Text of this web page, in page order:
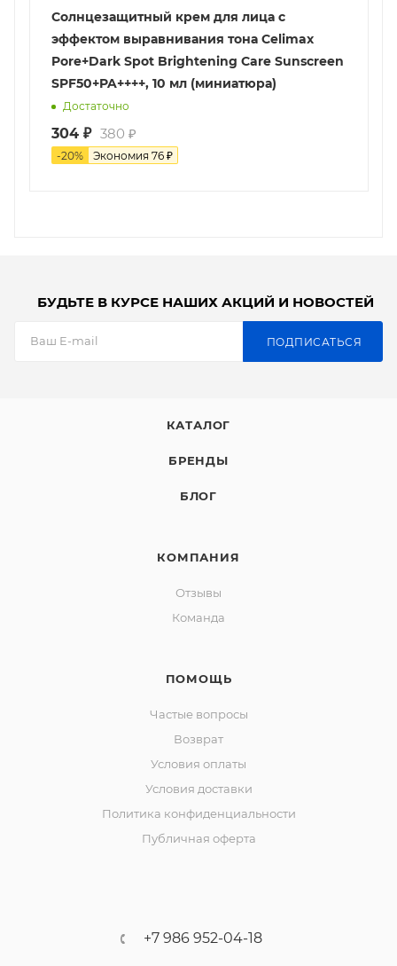
Солнцезащитный крем для лица с
эффектом выравнивания тона Celimax
Pore+Dark Spot Brightening Care Sunscreen
SPF50+PA++++, 10 мл (миниатюра)
Достаточно
304 ₽ 380 ₽
-20% Экономия 76 ₽
БУДЬТЕ В КУРСЕ НАШИХ АКЦИЙ И НОВОСТЕЙ
ПОДПИСАТЬСЯ
КАТАЛОГ
БРЕНДЫ
БЛОГ
КОМПАНИЯ
Отзывы
Команда
ПОМОЩЬ
Частые вопросы
Возврат
Условия оплаты
Условия доставки
Политика конфиденциальности
Публичная оферта
+7 986 952-04-18